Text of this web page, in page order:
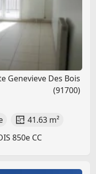
Genevieve Des Bois
(91700)
41.63 m²
850e CC